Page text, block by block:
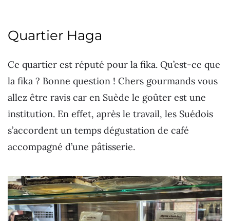
Quartier Haga
Ce quartier est réputé pour la fika. Qu’est-ce que
la fika ? Bonne question ! Chers gourmands vous
allez être ravis car en Suède le goûter est une
institution. En effet, après le travail, les Suédois
s’accordent un temps dégustation de café
accompagné d’une pâtisserie.